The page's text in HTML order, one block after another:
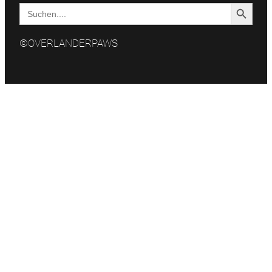
Search
for:
Search Button
©OVERLANDERPAWS